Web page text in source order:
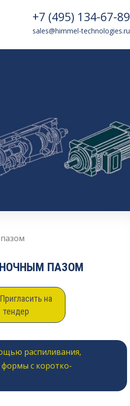
+7 (495) 134-67-89
sales@himmel-technologies.ru
ПАЗОМ
Пригласить на
тендер
распиливания,
формы с коротко-